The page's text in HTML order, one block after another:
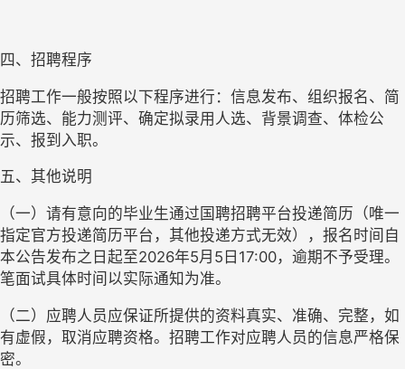
四、 招聘程序
招聘工作一般按照以下程序进行： 信息发布、组织报名、简
历筛选、能力测评、确定拟录用人选、背景调查、体检公
示、 报到 入职。
五、 其他说明
（一） 请有意向的毕业生通过国聘招聘平台投递简历 （唯一
指定官方投递简历平台，其他投递方式无效）
， 报名时间自
本公告发布之日起至2026年5月 5 日 17:00，逾期不予受理。
笔面试具体时间以实际通知为准。
（二） 应聘人员应保证所提供的资料真实、准确、完整，如
有虚假，取消应聘资格。招聘工作对应聘人员的信息严格保
密。